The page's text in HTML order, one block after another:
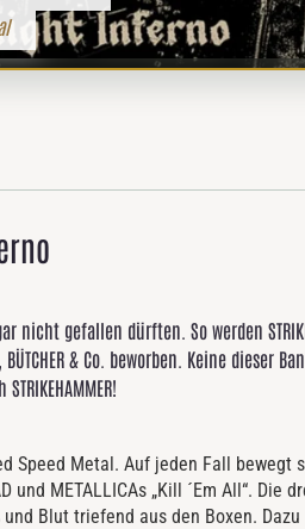
gefallen dürften. So werden
BÜTCHER & Co. beworben. Keine
Speed Metal. Auf jeden Fall bewegt
und METALLICAs „Kill ´Em All“. Die
Blut triefend aus den Boxen.